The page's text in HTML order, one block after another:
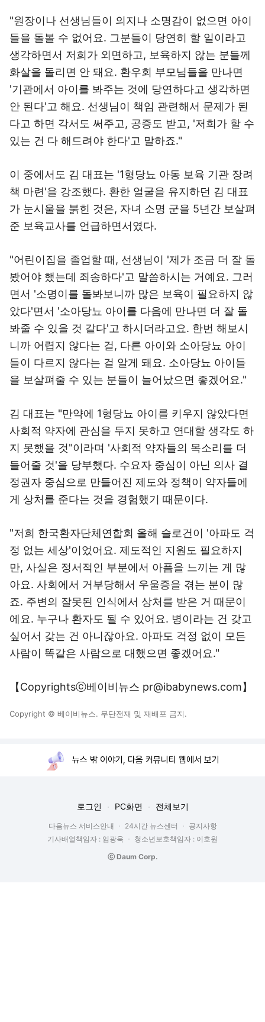
"원장이나 선생님들이 의지나 소명감이 없으면 아이
들을 돌볼 수 없어요. 그분들이 당연히 할 일이라고
생각하면서 저희가 외면하고, 보육하지 않는 분들께
화살을 돌리면 안 돼요. 환우회 부모님들을 만나면
'기관에서 아이를 봐주는 것에 당연하다고 생각하면
안 된다'고 해요. 선생님이 책임 관련해서 문제가 된
다고 하면 각서도 써주고, 공증도 받고, '저희가 할 수
있는 건 다 해드려야 한다'고 말하죠."
이 중에서도 김 대표는 '1형당뇨 아동 보육 기관 장려
책 마련'을 강조했다. 환한 얼굴을 유지하던 김 대표
가 눈시울을 붉힌 것은, 자녀 소명 군을 5년간 보살펴
준 보육교사를 언급하면서였다.
"어린이집을 졸업할 때, 선생님이 '제가 조금 더 잘 돌
봤어야 했는데 죄송하다'고 말씀하시는 거예요. 그러
면서 '소명이를 돌봐보니까 많은 보육이 필요하지 않
았다'면서 '소아당뇨 아이를 다음에 만나면 더 잘 돌
봐줄 수 있을 것 같다'고 하시더라고요. 한번 해보시
니까 어렵지 않다는 걸, 다른 아이와 소아당뇨 아이
들이 다르지 않다는 걸 알게 돼요. 소아당뇨 아이들
을 보살펴줄 수 있는 분들이 늘어났으면 좋겠어요."
김 대표는 "만약에 1형당뇨 아이를 키우지 않았다면
사회적 약자에 관심을 두지 못하고 연대할 생각도 하
지 못했을 것"이라며 '사회적 약자들의 목소리를 더
들어줄 것'을 당부했다. 수요자 중심이 아닌 의사 결
정권자 중심으로 만들어진 제도와 정책이 약자들에
게 상처를 준다는 것을 경험했기 때문이다.
"저희 한국환자단체연합회 올해 슬로건이 '아파도 걱
정 없는 세상'이었어요. 제도적인 지원도 필요하지
만, 사실은 정서적인 부분에서 아픔을 느끼는 게 많
아요. 사회에서 거부당해서 우울증을 겪는 분이 많
죠. 주변의 잘못된 인식에서 상처를 받은 거 때문이
에요. 누구나 환자도 될 수 있어요. 병이라는 건 갖고
싶어서 갖는 건 아니잖아요. 아파도 걱정 없이 모든
사람이 똑같은 사람으로 대했으면 좋겠어요."
【Copyrightsⓒ베이비뉴스 pr@ibabynews.com】
Copyright © 베이비뉴스. 무단전재 및 재배포 금지.
뉴스 밖 이야기, 다음 커뮤니티 웹에서 보기
로그인 PC화면 전체보기
다음뉴스 서비스안내 24시간 뉴스센터
공지사항
기사배열책임자 : 임광욱
청소년보호책임자 : 이호원
ⓒ Daum Corp.